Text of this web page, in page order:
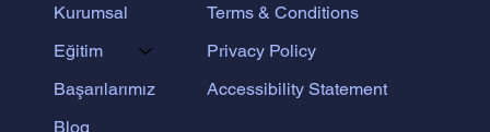
Kurumsal
Eğitim
Başarılarımız
Blog
Terms & Conditions
Privacy Policy
Accessibility Statement